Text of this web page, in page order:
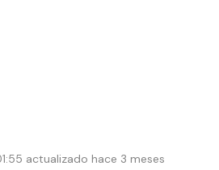
actualizado hace 3 meses